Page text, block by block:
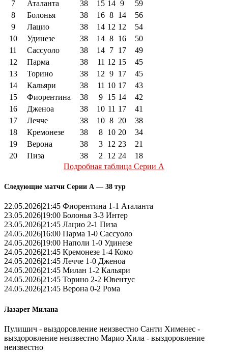
7
Аталанта 38 15 14 9
59
8
Болонья 38 16 8 14
56
9
Лацио 38 14 12 12
54
10
Удинезе 38 14 8 16
50
11
Сассуоло 38 14 7 17
49
12
Парма 38 11 12 15
45
13
Торино 38 12 9 17
45
14
Кальяри 38 11 10 17
43
15
Фиорентина 38 9 15 14
42
16
Дженоа 38 10 11 17
41
17
Лечче 38 10 8 20
38
18
Кремонезе 38 8 10 20
34
19
Верона 38 3 12 23
21
20
Пиза 38 2 12 24
18
Подробная таблица Серии А
Следующие матчи Серии А — 38 тур
22.05.2026|21:45 Фиорентина 1-1 Аталанта
23.05.2026|19:00 Болонья 3-3 Интер
23.05.2026|21:45 Лацио 2-1 Пиза
24.05.2026|16:00 Парма 1-0 Сассуоло
24.05.2026|19:00 Наполи 1-0 Удинезе
24.05.2026|21:45 Кремонезе 1-4 Комо
24.05.2026|21:45 Лечче 1-0 Дженоа
24.05.2026|21:45 Милан 1-2 Кальяри
24.05.2026|21:45 Торино 2-2 Ювентус
24.05.2026|21:45 Верона 0-2 Рома
Лазарет Милана
Пулишич - выздоровление неизвестно Санти Хименес -
выздоровление неизвестно Марио Хила - выздоровление
неизвестно